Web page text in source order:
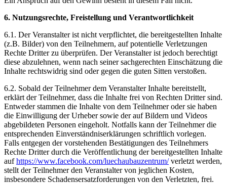
6. Nutzungsrechte, Freistellung und Verantwortlichkeit
6.1. Der Veranstalter ist nicht verpflichtet, die bereitgestellten Inhalte
(z.B. Bilder) von den Teilnehmern, auf potentielle Verletzungen
Rechte Dritter zu überprüfen. Der Veranstalter ist jedoch berechtigt
diese abzulehnen, wenn nach seiner sachgerechten Einschätzung die
Inhalte rechtswidrig sind oder gegen die guten Sitten verstoßen.
6.2. Sobald der Teilnehmer dem Veranstalter Inhalte bereitstellt,
erklärt der Teilnehmer, dass die Inhalte frei von Rechten Dritter sind.
Entweder stammen die Inhalte von dem Teilnehmer oder sie haben
die Einwilligung der Urheber sowie der auf Bildern und Videos
abgebildeten Personen eingeholt. Notfalls kann der Teilnehmer die
entsprechenden Einverständniserklärungen schriftlich vorlegen.
Falls entgegen der vorstehenden Bestätigungen des Teilnehmers
Rechte Dritter durch die Veröffentlichung der bereitgestellten Inhalte
aufhttps://www.facebook.com/luechaubauzentrum/verletzt werden,
stellt der Teilnehmer den Veranstalter von jeglichen Kosten,
insbesondere Schadensersatzforderungen von den Verletzten, frei.